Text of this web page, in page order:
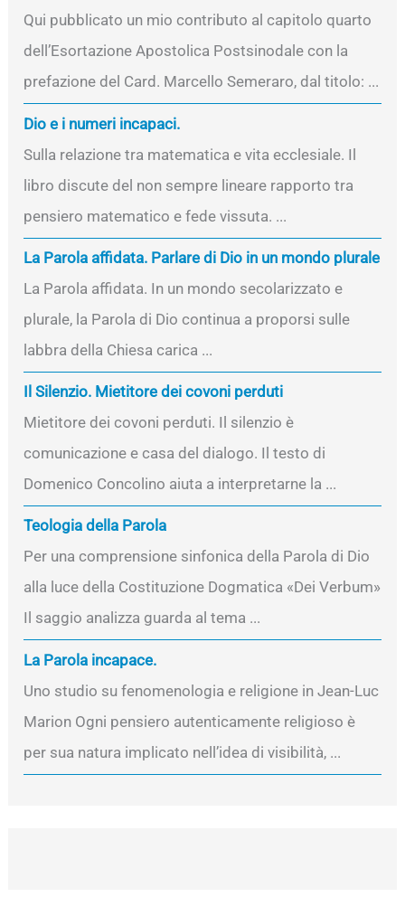
Qui pubblicato un mio contributo al capitolo quarto
dell’Esortazione Apostolica Postsinodale con la
prefazione del Card. Marcello Semeraro, dal titolo: ...
Dio e i numeri incapaci.
Sulla relazione tra matematica e vita ecclesiale. Il
libro discute del non sempre lineare rapporto tra
pensiero matematico e fede vissuta. ...
La Parola affidata. Parlare di Dio in un mondo plurale
La Parola affidata. In un mondo secolarizzato e
plurale, la Parola di Dio continua a proporsi sulle
labbra della Chiesa carica ...
Il Silenzio. Mietitore dei covoni perduti
Mietitore dei covoni perduti. Il silenzio è
comunicazione e casa del dialogo. Il testo di
Domenico Concolino aiuta a interpretarne la ...
Teologia della Parola
Per una comprensione sinfonica della Parola di Dio
alla luce della Costituzione Dogmatica «Dei Verbum»
Il saggio analizza guarda al tema ...
La Parola incapace.
Uno studio su fenomenologia e religione in Jean-Luc
Marion Ogni pensiero autenticamente religioso è
per sua natura implicato nell’idea di visibilità, ...